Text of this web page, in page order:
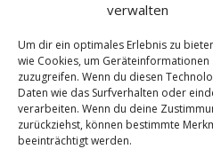
verwalten
Um dir ein optimales Erlebnis zu
wie Cookies, um
zuzugreifen. Wenn du diesen
Daten wie das Surfverhalten oder
verarbeiten. Wenn du deine
zurückziehst, können bestimmte
beeinträchtigt werden.
Datenschutzerklärung
Cookie-Richtlinie (EU)